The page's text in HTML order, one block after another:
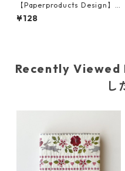
【Paperproducts Design】
バラ売り2枚 ランチサイズ ペ
ーパーナプキン FIORENTINA
¥128
Recently Viewed
し